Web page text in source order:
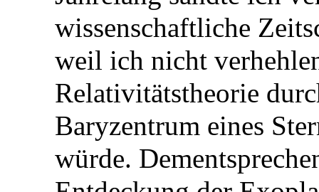
wissenschaftliche
weil ich nicht
Relativitätstheorie
Baryzentrum eines
würde.